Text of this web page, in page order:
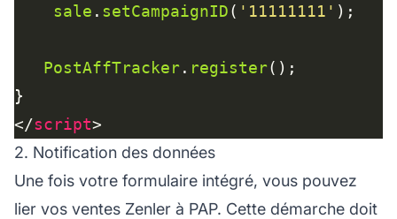
sale . setCampaignID( '11111111'
PostAffTracker. register
</script
2. Notification des données
Une fois votre formulaire intégré, vous pouvez
lier vos ventes Zenler à PAP. Cette démarche doit